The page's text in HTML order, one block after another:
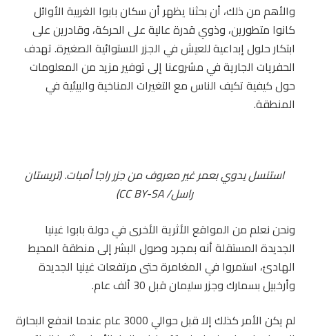
والأهم من ذلك، أن بحثنا يظهر أن سكان بابوا الغربية الأوائل
كانوا متطورين، وذوي قدرة عالية على الحركة، وقادرين على
ابتكار حلول إبداعية للعيش في الجزر الاستوائية الصغيرة. تهدف
الحفريات الجارية في مشروعنا إلى توفير مزيد من المعلومات
حول كيفية تكيف الناس مع التغيرات المناخية والبيئية في
المنطقة.
استنسل يدوي بعمر غير معروف من جزر راجا أمبات. (تريستان
راسل/CC BY-SA
)
ونحن نعلم من المواقع الأثرية الأخرى في دولة بابوا غينيا
الجديدة المستقلة أنه بمجرد وصول البشر إلى منطقة المحيط
الهادئ، استمروا في المغامرة حتى مرتفعات غينيا الجديدة
وأرخبيل بسمارك وجزر سليمان قبل 30 ألف عام.
لم يكن الأمر كذلك إلا قبل حوالي 3000 عام عندما اندفع البحارة